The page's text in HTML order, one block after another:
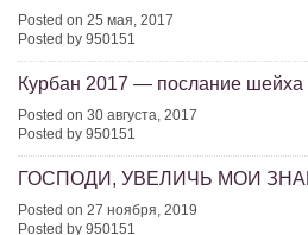
Posted on 25 мая, 2017
Posted by 950151
Курбан 2017 — послание шейха
Posted on 30 августа, 2017
Posted by 950151
ГОСПОДИ, УВЕЛИЧЬ МОИ
Posted on 27 ноября, 2019
Posted by 950151